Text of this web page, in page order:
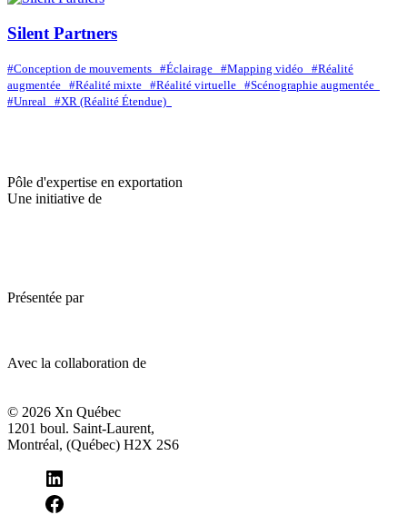
Silent Partners
#Conception de mouvements #Éclairage #Mapping vidéo #Réalité
augmentée #Réalité mixte #Réalité virtuelle #Scénographie augmentée
#Unreal #XR (Réalité Étendue)
Pôle d'expertise en exportation
Une initiative de
Présentée par
Avec la collaboration de
© 2026 Xn Québec
1201 boul. Saint-Laurent,
Montréal, (Québec) H2X 2S6